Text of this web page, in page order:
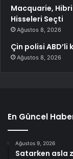
Macquarie,
Hisseleri Seçti
Ağustos 8, 2026
Çin polisi
Ağustos 8, 2026
En Güncel
Ağustos 9, 2026
Satarken asla